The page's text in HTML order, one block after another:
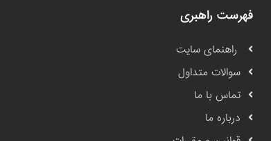
فهرست راهبری
راهنمای سایت
سوالات متداول
تماس با ما
درباره ما